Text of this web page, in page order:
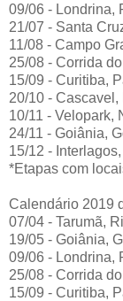
09/06 - Londrina,
21/07 - Santa
11/08 - Campo
25/08 - Corrida
15/09 - Curitiba,
20/10 - Cascavel,
10/11 - Velopark,
24/11 - Goiânia,
15/12 -
*Etapas com
Calendário 2019
07/04 - Tarumã,
19/05 - Goiânia,
09/06 - Londrina,
25/08 - Corrida
15/09 - Curitiba,